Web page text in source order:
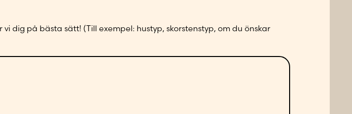
dig på bästa sätt! (Till exempel: hustyp, skorstenstyp, om du önskar